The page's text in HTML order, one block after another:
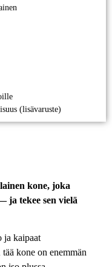
(lisävaruste)
kone, joka
ja tekee sen vielä
ja kaipaat
kone on enemmän